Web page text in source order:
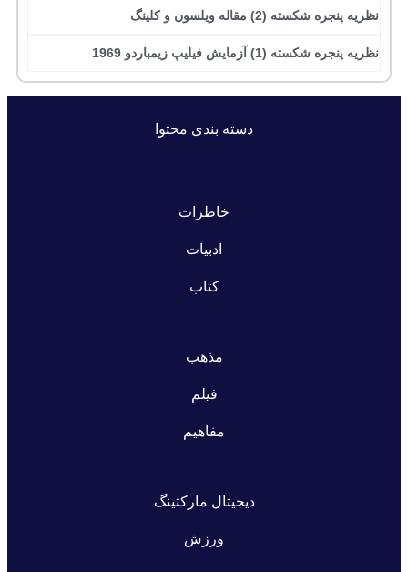
نظریه پنجره شکسته (2) مقاله ویلسون و کلینگ
نظریه پنجره شکسته (1) آزمایش فیلیپ زیمباردو 1969
دسته بندی محتوا
خاطرات
ادبیات
کتاب
مذهب
فیلم
مفاهیم
دیجیتال مارکتینگ
ورزش